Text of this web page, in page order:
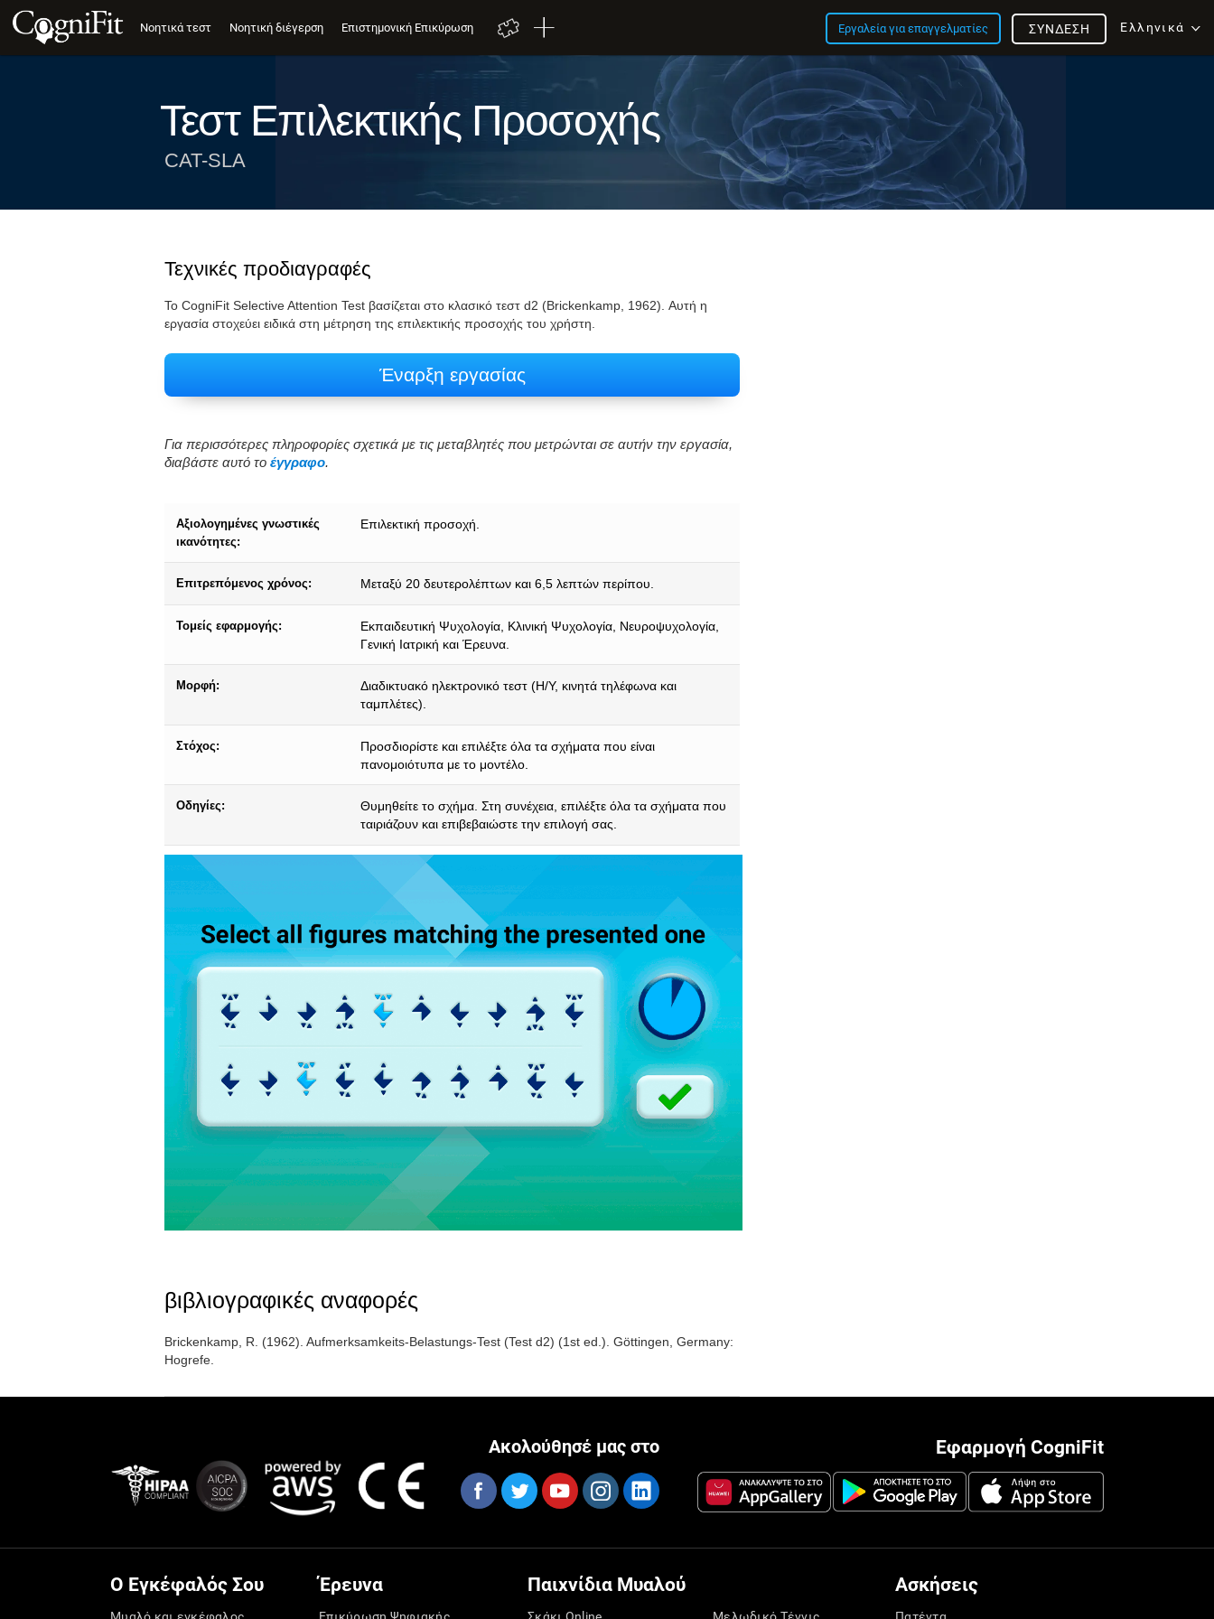
Νοητικά τεστ Νοητική διέγερση Επιστημονική Επικύρωση Εργαλεία για επαγγελματίες Ελληνικά
ΣΎΝΔΕΣΗ
Τεστ Επιλεκτικής Προσοχής
CAT-SLA
Τεχνικές προδιαγραφές
Το CogniFit Selective Attention Test βασίζεται στο κλασικό τεστ d2 (Brickenkamp, 1962). Αυτή η
εργασία στοχεύει ειδικά στη μέτρηση της επιλεκτικής προσοχής του χρήστη.
Έναρξη εργασίας
Για περισσότερες πληροφορίες σχετικά με τις μεταβλητές που μετρώνται σε αυτήν την εργασία,
διαβάστε αυτό το έγγραφο.
Αξιολογημένες γνωστικές
ικανότητες:
Επιλεκτική προσοχή.
Επιτρεπόμενος χρόνος: Μεταξύ 20 δευτερολέπτων και 6,5 λεπτών περίπου.
Τομείς εφαρμογής:
Εκπαιδευτική Ψυχολογία, Κλινική Ψυχολογία, Νευροψυχολογία,
Γενική Ιατρική και Έρευνα.
Μορφή:
Διαδικτυακό ηλεκτρονικό τεστ (Η/Υ, κινητά τηλέφωνα και
ταμπλέτες).
Στόχος:
Προσδιορίστε και επιλέξτε όλα τα σχήματα που είναι
πανομοιότυπα με το μοντέλο.
Οδηγίες:
Θυμηθείτε το σχήμα. Στη συνέχεια, επιλέξτε όλα τα σχήματα που
ταιριάζουν και επιβεβαιώστε την επιλογή σας.
βιβλιογραφικές αναφορές
Brickenkamp, R. (1962). Aufmerksamkeits-Belastungs-Test (Test d2) (1st ed.). Göttingen, Germany:
Hogrefe.
Εφαρμογή CogniFit
Ακολούθησέ μας στο
Ο Εγκέφαλός Σου Έρευνα Παιχνίδια Μυαλού Ασκήσεις